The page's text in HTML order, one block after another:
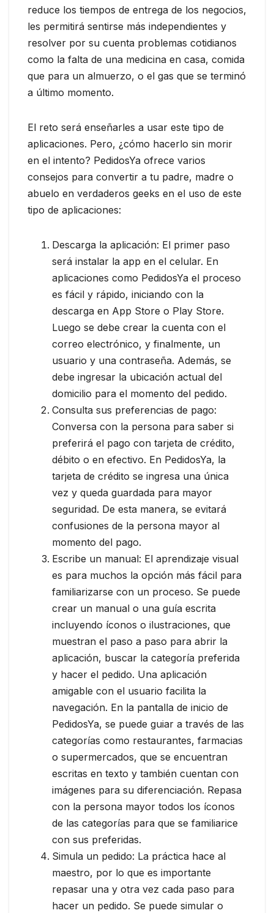
reduce los tiempos de entrega de los negocios,
les permitirá sentirse más independientes y
resolver por su cuenta problemas cotidianos
como la falta de una medicina en casa, comida
que para un almuerzo, o el gas que se terminó
a último momento.
El reto será enseñarles a usar este tipo de
aplicaciones. Pero, ¿cómo hacerlo sin morir
en el intento? PedidosYa ofrece varios
consejos para convertir a tu padre, madre o
abuelo en verdaderos geeks en el uso de este
tipo de aplicaciones:
Descarga la aplicación: El primer paso
será instalar la app en el celular. En
aplicaciones como PedidosYa el proceso
es fácil y rápido, iniciando con la
descarga en App Store o Play Store.
Luego se debe crear la cuenta con el
correo electrónico, y finalmente, un
usuario y una contraseña. Además, se
debe ingresar la ubicación actual del
domicilio para el momento del pedido.
Consulta sus preferencias de pago:
Conversa con la persona para saber si
preferirá el pago con tarjeta de crédito,
débito o en efectivo. En PedidosYa, la
tarjeta de crédito se ingresa una única
vez y queda guardada para mayor
seguridad. De esta manera, se evitará
confusiones de la persona mayor al
momento del pago.
Escribe un manual: El aprendizaje visual
es para muchos la opción más fácil para
familiarizarse con un proceso. Se puede
crear un manual o una guía escrita
incluyendo íconos o ilustraciones, que
muestran el paso a paso para abrir la
aplicación, buscar la categoría preferida
y hacer el pedido. Una aplicación
amigable con el usuario facilita la
navegación. En la pantalla de inicio de
PedidosYa, se puede guiar a través de las
categorías como restaurantes, farmacias
o supermercados, que se encuentran
escritas en texto y también cuentan con
imágenes para su diferenciación. Repasa
con la persona mayor todos los íconos
de las categorías para que se familiarice
con sus preferidas.
Simula un pedido: La práctica hace al
maestro, por lo que es importante
repasar una y otra vez cada paso para
hacer un pedido. Se puede simular o